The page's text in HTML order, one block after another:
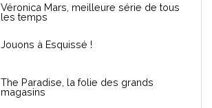
Véronica Mars, meilleure série de tous
les temps
Jouons à Esquissé !
The Paradise, la folie des grands
magasins